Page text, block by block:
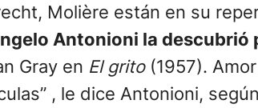
Molière están en su
Antonioni la descubrió
Gray en El grito(1957).
, le dice Antonioni,